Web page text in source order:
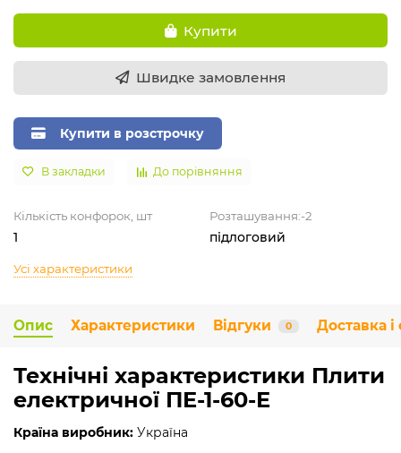
Купити
Швидке замовлення
Купити в розстрочку
В закладки До порівняння
Кількість конфорок, шт
1
Розташування:-2
підлоговий
Усі характеристики
Опис Характеристики Відгуки 0 Доставка і
Технічні характеристики Плити
електричної ПЕ-1-60-Е
Країна виробник: Україна